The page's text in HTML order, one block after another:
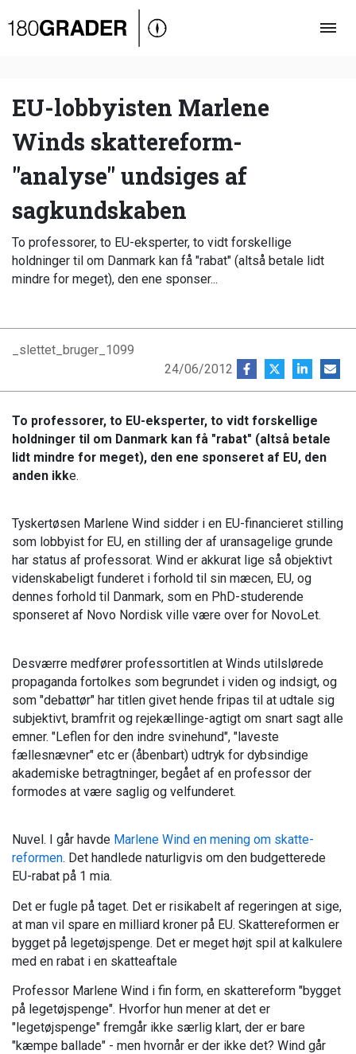
Oversigt
Debat
Video
Podcast
EU-lobbyisten Marlene
Winds skattereform-
"analyse" undsiges af
sagkundskaben
To professorer, to EU-eksperter, to vidt forskellige
holdninger til om Danmark kan få "rabat" (altså betale lidt
mindre for meget), den ene sponser...
_slettet_bruger_1099
24/06/2012
To professorer, to EU-eksperter, to vidt forskellige
holdninger til om Danmark kan få "rabat" (altså betale
lidt mindre for meget), den ene sponseret af EU, den
anden ikke.
Tyskertøsen Marlene Wind sidder i en EU-financieret stilling
som lobbyist for EU, en stilling der af uransagelige grunde
har status af professorat. Wind er akkurat lige så objektivt
videnskabeligt funderet i forhold til sin mæcen, EU, og
dennes forhold til Danmark, som en PhD-studerende
sponseret af Novo Nordisk ville være over for NovoLet.
Desværre medfører professortitlen at Winds utilslørede
propaganda fortolkes som begrundet i viden og indsigt, og
som "debattør" har titlen givet hende fripas til at udtale sig
subjektivt, bramfrit og rejekællinge-agtigt om snart sagt alle
emner. "Leflen for den indre svinehund", "laveste
fællesnævner" etc er (åbenbart) udtryk for dybsindige
akademiske betragtninger, begået af en professor der
formodes at være saglig og velfunderet.
Nuvel. I går havde Marlene Wind en mening om skatte-
reformen. Det handlede naturligvis om den budgetterede
EU-rabat på 1 mia.
Det er fugle på taget. Det er risikabelt af regeringen at sige,
at man vil spare en milliard kroner på EU. Skattereformen er
bygget på legetøjspenge. Det er meget højt spil at kalkulere
med en rabat i en skatteaftale
Professor Marlene Wind i fin form, en skattereform "bygget
på legetøjspenge". Hvorfor hun mener at det er
"legetøjspenge" fremgår ikke særlig klart, der er bare
"kæmpe ballade" - men hvornår er der ikke det? Wind går